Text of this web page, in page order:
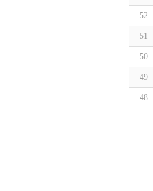
52
51
50
49
48